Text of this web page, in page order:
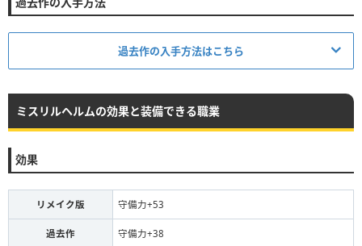
過去作の入手方法はこちら
ミスリルヘルムの効果と装備できる職業
効果
リメイク版 守備力+53
過去作 守備力+38